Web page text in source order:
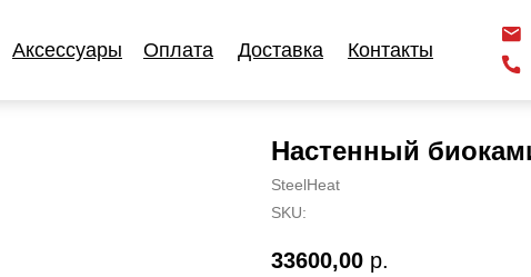
Доставка Контакты
Оплата
Аксессуары
Аксессуары Доставка Контакты
Оплата
Настенный
SteelHeat
SKU:
33600,00 р.